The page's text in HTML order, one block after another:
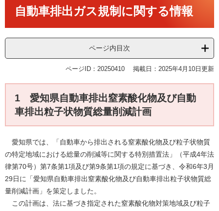
自動車排出ガス規制に関する情報
ページ内目次
ページID：20250410 掲載日：2025年4月10日更新
1 愛知県自動車排出窒素酸化物及び自動
車排出粒子状物質総量削減計画
愛知県では、「自動車から排出される窒素酸化物及び粒子状物質
の特定地域における総量の削減等に関する特別措置法」（平成4年法
律第70号）第7条第1項及び第9条第1項の規定に基づき、令和6年3月
29日に「愛知県自動車排出窒素酸化物及び自動車排出粒子状物質総
量削減計画」を策定しました。
この計画は、法に基づき指定された窒素酸化物対策地域及び粒子